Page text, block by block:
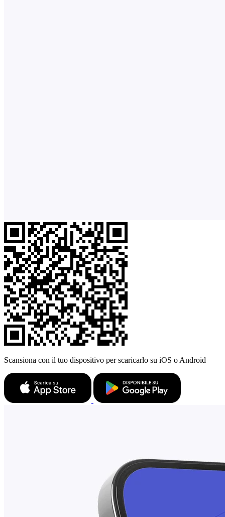
Scansiona con il tuo dispositivo per scaricarlo su iOS o Android